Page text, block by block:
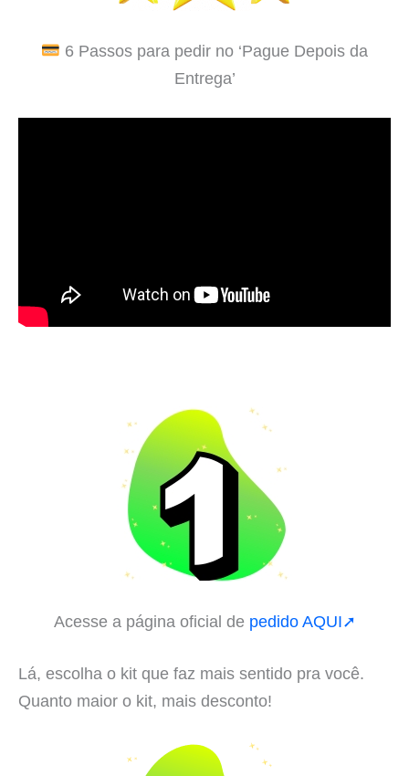
6 Passos para pedir no ‘Pague Depois da
Entrega’
Acesse a página oficial de pedido AQUI➚
Lá, escolha o kit que faz mais sentido pra você.
Quanto maior o kit, mais desconto!